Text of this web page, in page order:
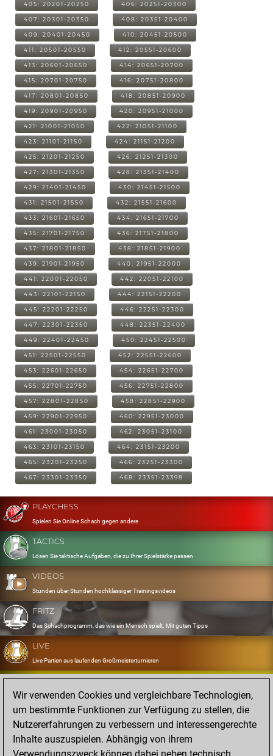
405: 20201-20250 406: 20251-20300
407: 20301-20350 408: 20351-20400
409: 20401-20450 410: 20451-20500
411: 20501-20550 412: 20551-20600
413: 20601-20650 414: 20651-20700
415: 20701-20750 416: 20751-20800
417: 20801-20850 418: 20851-20900
419: 20901-20950 420: 20951-21000
421: 21001-21050 422: 21051-21100
423: 21101-21150 424: 21151-21200
425: 21201-21250 426: 21251-21300
427: 21301-21350 428: 21351-21400
429: 21401-21450 430: 21451-21500
431: 21501-21550 432: 21551-21600
433: 21601-21650 434: 21651-21700
435: 21701-21750 436: 21751-21800
437: 21801-21850 438: 21851-21900
439: 21901-21950 440: 21951-22000
441: 22001-22050 442: 22051-22100
443: 22101-22150 444: 22151-22200
445: 22201-22250 446: 22251-22300
447: 22301-22350 448: 22351-22400
449: 22401-22450 450: 22451-22500
451: 22501-22550 452: 22551-22600
453: 22601-22650 454: 22651-22700
455: 22701-22750 456: 22751-22800
457: 22801-22850 458: 22851-22900
459: 22901-22950 460: 22951-23000
461: 23001-23050 462: 23051-23100
463: 23101-23150 464: 23151-23200
465: 23201-23250 466: 23251-23300
467: 23301-23350 468: 23351-23398
PLAYCHESS
Spielen Sie Online Schach gegen andere
TACTICS
Lösen Sie taktische Aufgaben, die zu Ihrer Spielstärke passen
VIDEOS
Stunden über Stunden hochklassiger Trainingsvideos
FRITZ
Das Schachprogramm, das wie ein Mensch spielt. Mit guten Tipps
LIVE
Live Partien aus laufenden Großmeisterturnieren
OPENINGS
Erfassen und Üben Sie Ihr Eröffnungsrepertoire
DATABASE
Acht Millionen starke Partien
MYGAMES
Wir verwenden Cookies und vergleichbare Technologien,
um bestimmte Funktionen zur Verfügung zu stellen, die
Nutzererfahrungen zu verbessern und interessengerechte
Inhalte auszuspielen. Abhängig von ihrem